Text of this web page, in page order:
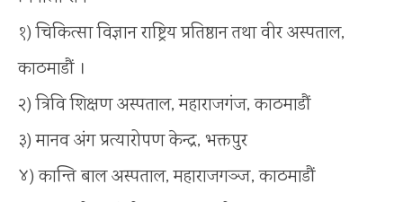
१) चिकित्सा विज्ञान राष्ट्रिय प्रतिष्ठान तथा वीर अस्पताल,
काठमाडौं ।
२) त्रिवि शिक्षण अस्पताल, महाराजगंज, काठमाडौं
३) मानव अंग प्रत्यारोपण केन्द्र, भक्तपुर
४) कान्ति बाल अस्पताल, महाराजगञ्ज, काठमाडौं